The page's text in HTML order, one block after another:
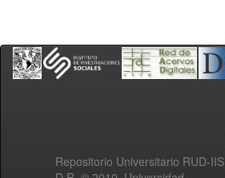
Repositorio Universitario RUD-IIS